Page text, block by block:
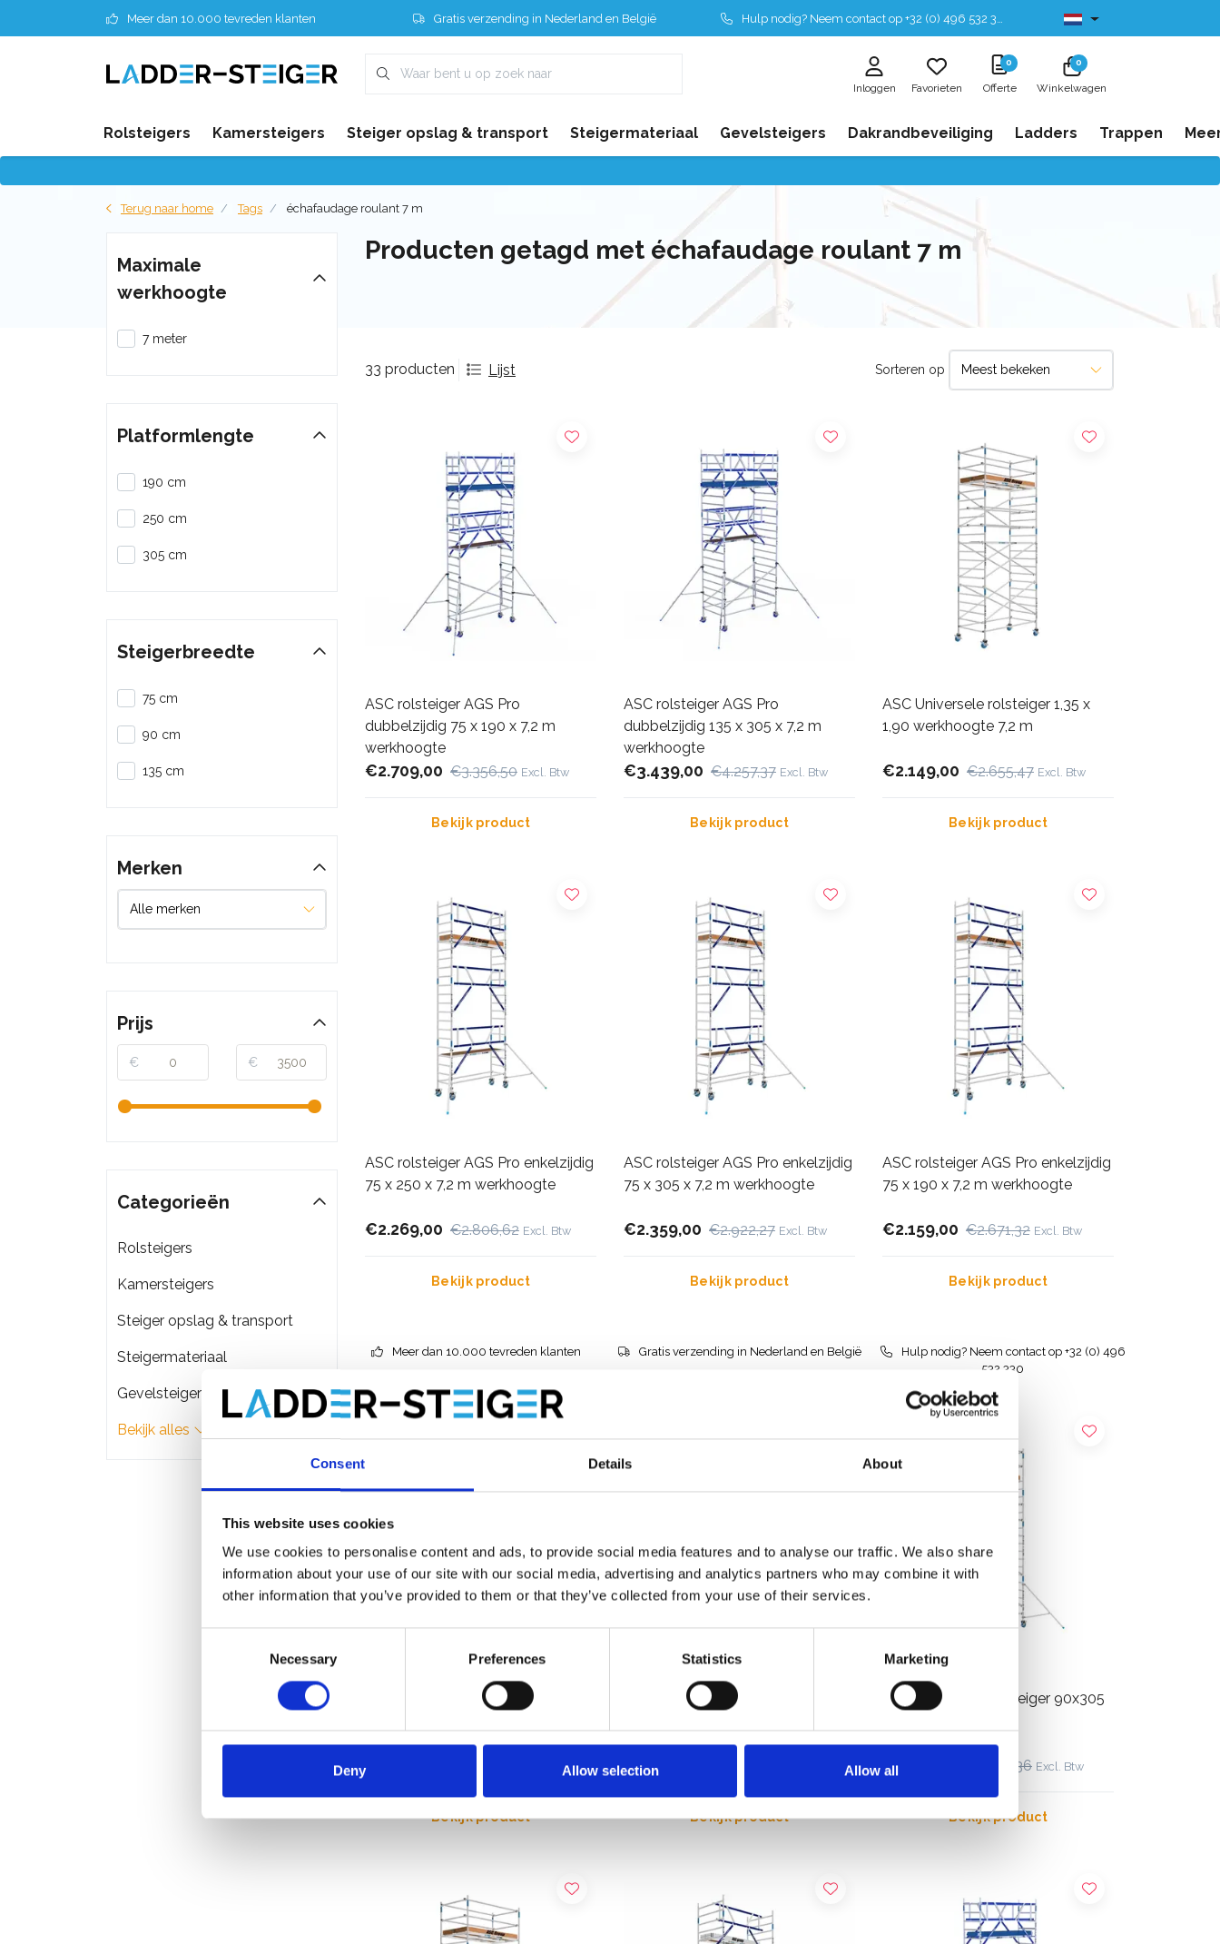
Consent Details About
This website uses cookies
We use cookies to personalise content and ads, to provide social media features and to analyse our traffic. We also share
information about your use of our site with our social media, advertising and analytics partners who may combine it with
other information that you’ve provided to them or that they’ve collected from your use of their services.
Necessary Preferences Statistics Marketing
Deny Allow selection Allow all
Meer dan 10.000 tevreden klanten Gratis verzending in Nederland en België Hulp nodig? Neem contact op +32 (0) 496 532 330 Leverbaar uit voorraad
Inloggen Favorieten
0
Offerte
0
Winkelwagen
Rolsteigers Kamersteigers Steiger opslag & transport Steigermateriaal Gevelsteigers Dakrandbeveiliging Ladders Trappen
Terug naar home Tags échafaudage roulant 7 m
Producten getagd met échafaudage roulant 7 m
33 producten Lijst Sorteren op
ASC rolsteiger AGS Pro
dubbelzijdig 75 x 190 x 7,2 m
werkhoogte
€2.709,00 €3.356,50 Excl. Btw
Bekijk product
ASC rolsteiger AGS Pro
dubbelzijdig 135 x 305 x 7,2 m
werkhoogte
€3.439,00 €4.257,37 Excl. Btw
Bekijk product
ASC Universele rolsteiger 1,35 x
1,90 werkhoogte 7,2 m
€2.149,00 €2.655,47 Excl. Btw
Bekijk product
ASC rolsteiger AGS Pro enkelzijdig
75 x 250 x 7,2 m werkhoogte
€2.269,00 €2.806,62 Excl. Btw
Bekijk product
ASC rolsteiger AGS Pro enkelzijdig
75 x 305 x 7,2 m werkhoogte
€2.359,00 €2.922,27 Excl. Btw
Bekijk product
ASC rolsteiger AGS Pro enkelzijdig
75 x 190 x 7,2 m werkhoogte
€2.159,00 €2.671,32 Excl. Btw
Bekijk product
Meer dan 10.000 tevreden klanten Gratis verzending in Nederland en België
Hulp nodig? Neem contact op +32 (0) 496
532 330
ASC rolsteiger AGS Pro
werkhoogte
€3.289,00 Excl. Btw
Bekijk product
ASC rolsteiger AGS Pro
werkhoogte
€2.829,00
Bekijk product
ASC Universele rolsteiger 90x305
€2.219,00 €2.752,36 Excl. Btw
Bekijk product
Maximale
werkhoogte
7 meter
Platformlengte
190 cm
250 cm
305 cm
Steigerbreedte
75 cm
90 cm
135 cm
Merken
Prijs
€ €
Categorieën
Rolsteigers
Kamersteigers
Steiger opslag & transport
Steigermateriaal
Gevelsteigers
Bekijk alles